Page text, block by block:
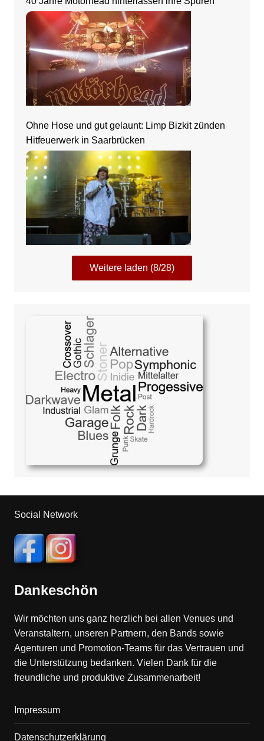
Ohne Hose und gut gelaunt: Limp Bizkit zünden
Hitfeuerwerk in Saarbrücken
Weitere laden (8/28)
Social Network
Dankeschön
Wir möchten uns ganz herzlich bei allen Venues und
Veranstaltern, unseren Partnern, den Bands sowie
Agenturen und Promotion-Teams für das Vertrauen und
die Unterstützung bedanken. Vielen Dank für die
freundliche und produktive Zusammenarbeit!
Impressum
Datenschutzerklärung